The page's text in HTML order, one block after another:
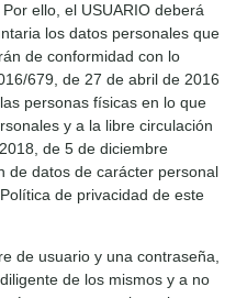
ello, el USUARIO deberá
los datos personales que
de conformidad con lo
679, de 27 de abril de 2016
personas físicas en lo que
y a la libre circulación
de 5 de diciembre
de datos de carácter personal
de privacidad de este
de usuario y una contraseña,
de los mismos y a no